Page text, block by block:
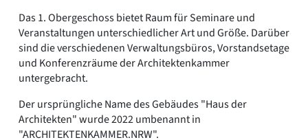
Das 1. Obergeschoss bietet Raum für Seminare und
Veranstaltungen unterschiedlicher Art und Größe. Darüber
sind die verschiedenen Verwaltungsbüros, Vorstandsetage
und Konferenzräume der Architektenkammer
untergebracht.
Der ursprüngliche Name des Gebäudes "Haus der
Architekten" wurde 2022 umbenannt in
"ARCHITEKTENKAMMER.NRW".